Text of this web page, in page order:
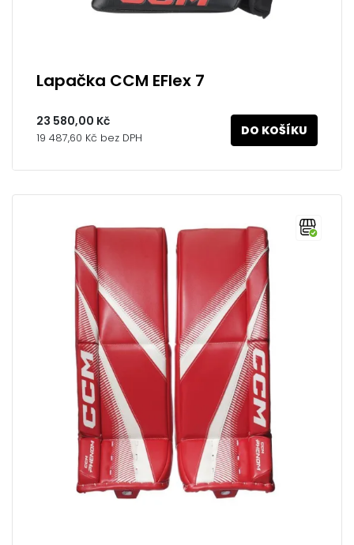
Lapačka CCM EFlex 7
23 580,00 Kč
19 487,60 Kč bez DPH DO KOŠÍKU